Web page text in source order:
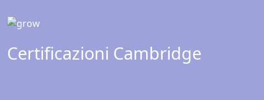
Certificazioni Cambridge